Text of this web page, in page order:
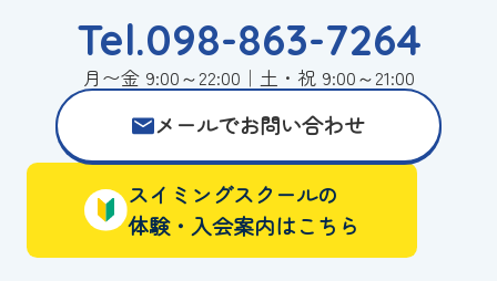
Tel.098-863-7264
月〜金 9:00～22:00｜土・祝 9:00～21:00
メールでお問い合わせ
スイミングスクールの
体験・入会案内はこちら